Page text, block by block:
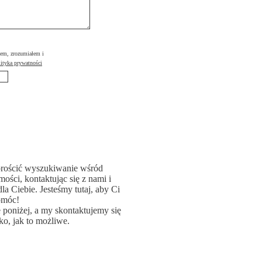
zrozumiałem i
prywatności
wyszukiwanie wśród
kontaktując się z nami i
Ciebie. Jesteśmy tutaj, aby Ci
a my skontaktujemy się
jak to możliwe.